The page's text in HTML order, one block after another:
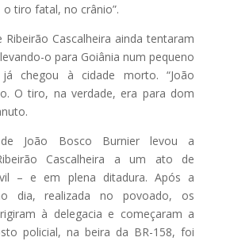
tiro fatal, no crânio”.
Cascalheira ainda tentaram
o para Goiânia num pequeno
chegou à cidade morto. “João
O tiro, na verdade, era para dom
João Bosco Burnier levou a
Cascalheira a um ato de
– e em plena ditadura. Após a
dia, realizada no povoado, os
à delegacia e começaram a
policial, na beira da BR-158, foi